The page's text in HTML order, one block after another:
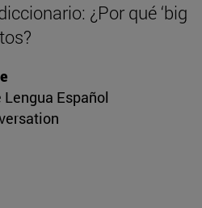
¿Por qué ‘big
Español